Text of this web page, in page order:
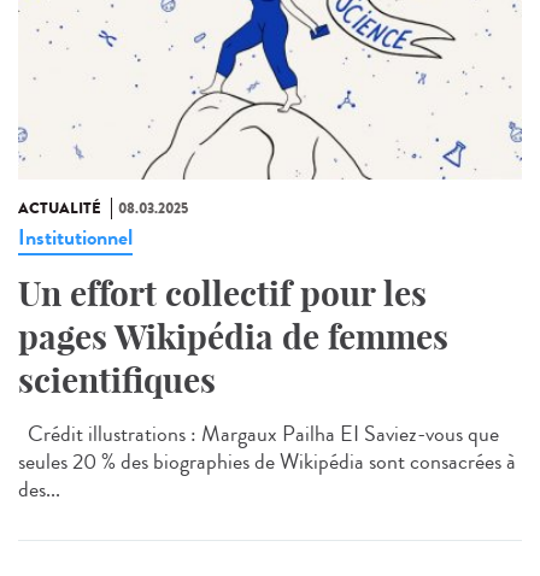
ACTUALITÉ 08.03.2025
Institutionnel
Un effort collectif pour les
pages Wikipédia de femmes
scientifiques
Crédit illustrations : Margaux Pailha EI Saviez-vous que
seules 20 % des biographies de Wikipédia sont consacrées à
des...